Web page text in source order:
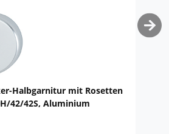
Halbgarnitur mit Rosetten
42/42S, Aluminium